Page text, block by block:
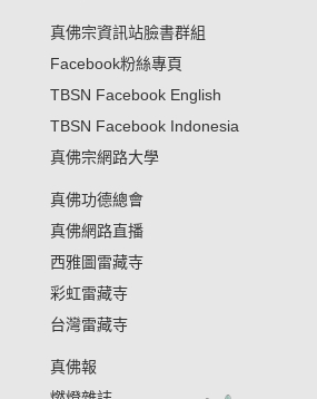
真佛宗資訊站臉書群組
Facebook粉絲專頁
TBSN Facebook English
TBSN Facebook Indonesia
真佛宗網路大學
真佛功德總會
真佛網路直播
西雅圖雷藏寺
彩虹雷藏寺
台灣雷藏寺
真佛報